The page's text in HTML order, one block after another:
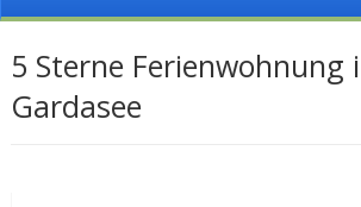
5 Sterne Ferienwohnung
Gardasee